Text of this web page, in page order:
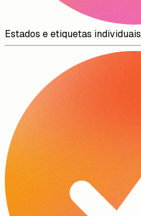
Estados e etiquetas individuais